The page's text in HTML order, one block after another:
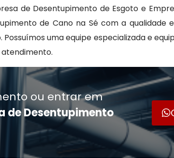
de Desentupimento de Esgoto e
de Cano na Sé com a qualidade
uma equipe especializada e
ou entrar em
de Desentupimento